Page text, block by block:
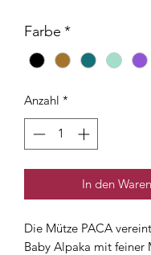
Farbe *
Anzahl *
In den
Die Mütze PACA
Baby Alpaka mit feiner